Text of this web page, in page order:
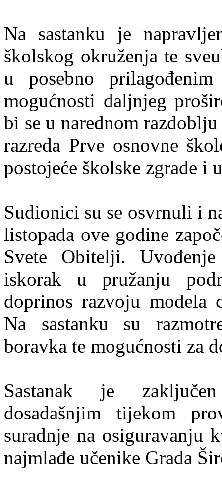
Na sastanku je
školskog okruženja te
u posebno
mogućnosti daljnjeg
bi se u narednom
razreda Prve osnovne
postojeće školske zgrade i
Sudionici su se osvrnuli i
listopada ove godine
Svete Obitelji.
iskorak u pružanju
doprinos razvoju modela
Na sastanku su
boravka te mogućnosti za
Sastanak je
dosadašnjim tijekom
suradnje na osiguravanju
najmlađe učenike Grada